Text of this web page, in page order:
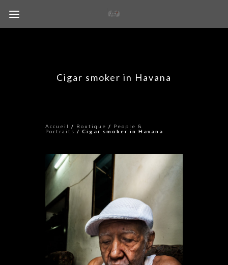
Cigar smoker in Havana
Accueil / Boutique / People &
Portraits / Cigar smoker in Havana